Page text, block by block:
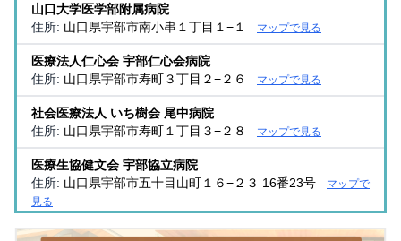
山口大学医学部附属病院
住所: 山口県宇部市南小串１丁目１−１ マップで見る
医療法人仁心会 宇部仁心会病院
住所: 山口県宇部市寿町３丁目２−２６ マップで見る
社会医療法人 いち樹会 尾中病院
住所: 山口県宇部市寿町１丁目３−２８ マップで見る
医療生協健文会 宇部協立病院
住所: 山口県宇部市五十目山町１６−２３ 16番23号
マップで
見る
南園クリニック